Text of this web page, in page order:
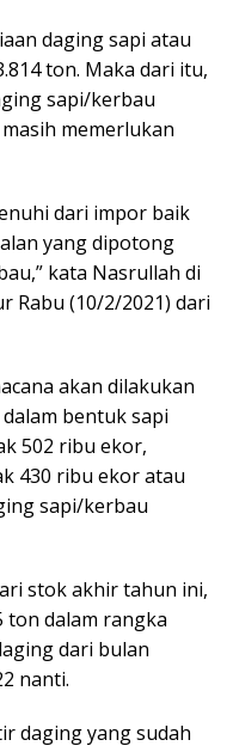
daging sapi atau
ton. Maka dari itu,
sapi/kerbau
memerlukan
dari impor baik
yang dipotong
kata Nasrullah di
Rabu (10/2/2021) dari
akan dilakukan
bentuk sapi
502 ribu ekor,
430 ribu ekor atau
sapi/kerbau
stok akhir tahun ini,
ton dalam rangka
dari bulan
nanti.
daging yang sudah